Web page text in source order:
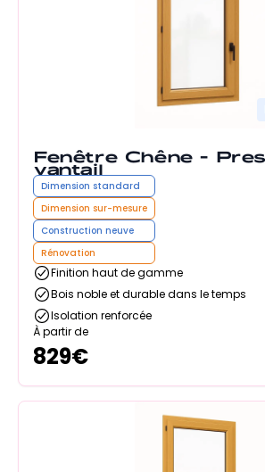
Fenêtre Chêne -
vantail
Dimension standard
Dimension sur-mesure
Construction neuve
Rénovation
Finition haut de gamme
Bois noble et durable dans le temps
Isolation renforcée
À partir de
829€